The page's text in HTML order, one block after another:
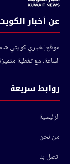
عن أخبار
موقع إخباري كويتي
الساعة، مع تغطية
روابط سريعة
الرئيسية
من نحن
اتصل بنا